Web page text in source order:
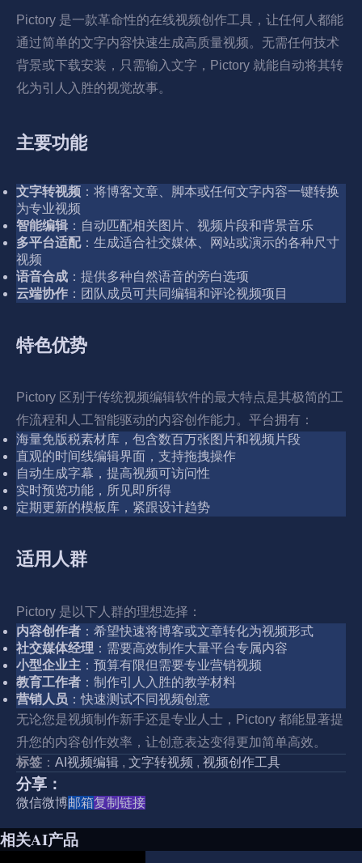
Pictory 是一款革命性的在线视频创作工具，让任何人都能
通过简单的文字内容快速生成高质量视频。无需任何技术
背景或下载安装，只需输入文字，Pictory 就能自动将其转
化为引人入胜的视觉故事。
主要功能
文字转视频 ：将博客文章、脚本或任何文字内容一键转换
为专业视频
智能编辑 ：自动匹配相关图片、视频片段和背景音乐
多平台适配：生成适合社交媒体、网站或演示的各种尺寸
视频
语音合成 ：提供多种自然语音的旁白选项
云端协作 ：团队成员可共同编辑和评论视频项目
特色优势
Pictory 区别于传统视频编辑软件的最大特点是其极简的工
作流程和人工智能驱动的内容创作能力。平台拥有：
海量免版税素材库，包含数百万张图片和视频片段
直观的时间线编辑界面，支持拖拽操作
自动生成字幕，提高视频可访问性
实时预览功能，所见即所得
定期更新的模板库，紧跟设计趋势
适用人群
Pictory 是以下人群的理想选择：
内容创作者 ：希望快速将博客或文章转化为视频形式
社交媒体经理 ：需要高效制作大量平台专属内容
小型企业主 ：预算有限但需要专业营销视频
教育工作者 ：制作引人入胜的教学材料
营销人员 ：快速测试不同视频创意
无论您是视频制作新手还是专业人士，Pictory 都能显著提
升您的内容创作效率，让创意表达变得更加简单高效。
标签 ： AI视频编辑 , 文字转视频 , 视频创作工具
分享：
微信微博邮箱复制链接
相关AI产品